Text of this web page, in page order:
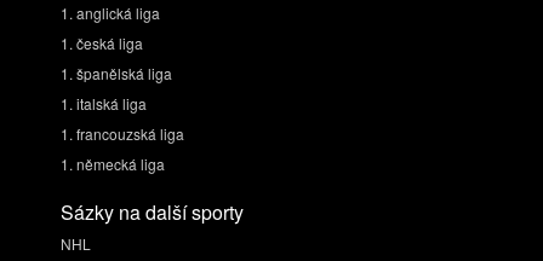
1. anglická liga
1. česká liga
1. španělská liga
1. italská liga
1. francouzská liga
1. německá liga
Sázky na další sporty
NHL